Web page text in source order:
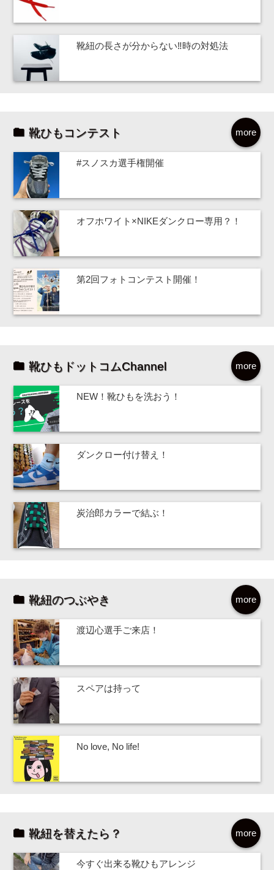
靴紐の長さが分からない‼時の対処法
more
靴ひもコンテスト
#スノスカ選手権開催
オフホワイト×NIKEダンクロー専用？！
第2回フォトコンテスト開催！
more
靴ひもドットコムChannel
NEW！靴ひもを洗おう！
ダンクロー付け替え！
炭治郎カラーで結ぶ！
more
靴紐のつぶやき
渡辺心選手ご来店！
スペアは持って
No love, No life!
more
靴紐を替えたら？
今すぐ出来る靴ひもアレンジ